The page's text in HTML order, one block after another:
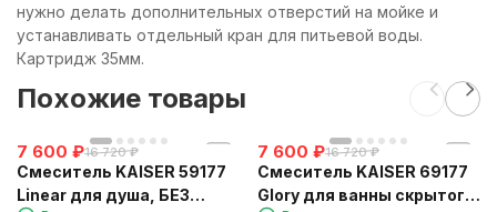
нужно делать дополнительных отверстий на мойке и
устанавливать отдельный кран для питьевой воды.
Картридж 35мм.
Похожие товары
7 600 ₽16 720 ₽
Смеситель KAISER 59177
Linear для душа, БЕЗ
7 600 ₽16 720 ₽
Смеситель KAISER 69177
Glory для ванны скрытого